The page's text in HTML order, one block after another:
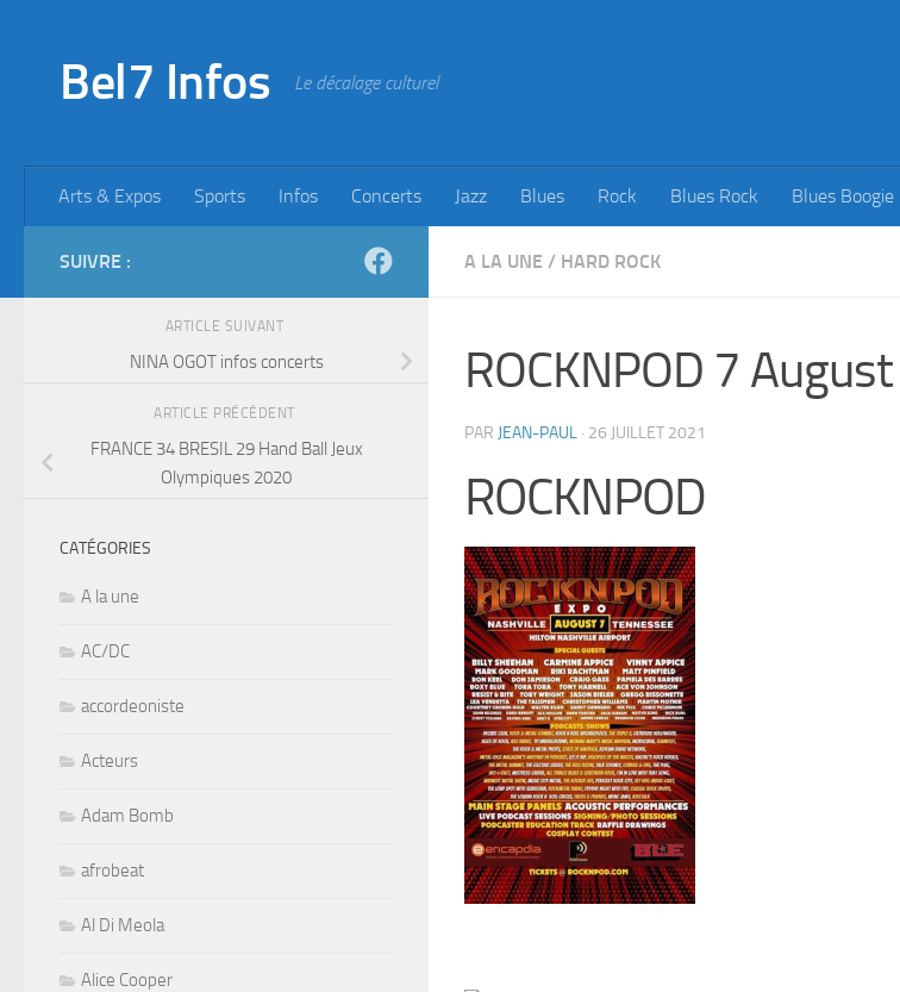
Bel7 Infos Le décalage culturel
Arts & Expos Sports Infos Concerts Jazz Blues Rock Blues Rock Blues Boogie
A LA UNE / HARD ROCK
ROCKNPOD 7
PAR JEAN-PAUL · 26 JUILLET 2021
ROCKNPOD
SUIVRE :
ARTICLE SUIVANT
NINA OGOT infos concerts
ARTICLE PRÉCÉDENT
FRANCE 34 BRESIL 29 Hand Ball Jeux
Olympiques 2020
CATÉGORIES
A la une
AC/DC
accordeoniste
Acteurs
Adam Bomb
afrobeat
Al Di Meola
Alice Cooper